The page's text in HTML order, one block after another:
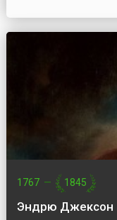
1767 — 1845
Эндрю Джексон